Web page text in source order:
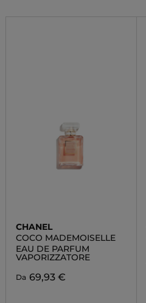
CHANEL
COCO MADEMOISELLE
EAU DE PARFUM
VAPORIZZATORE
Da 69,93 €